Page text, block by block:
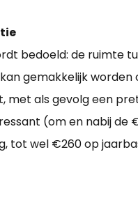
bedoeld: de ruimte
gemakkelijk
als gevolg een
(om en nabij de
tot wel €260 op